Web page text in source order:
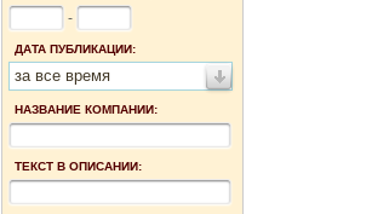
-
ДАТА ПУБЛИКАЦИИ:
за все время
НАЗВАНИЕ КОМПАНИИ:
ТЕКСТ В ОПИСАНИИ: